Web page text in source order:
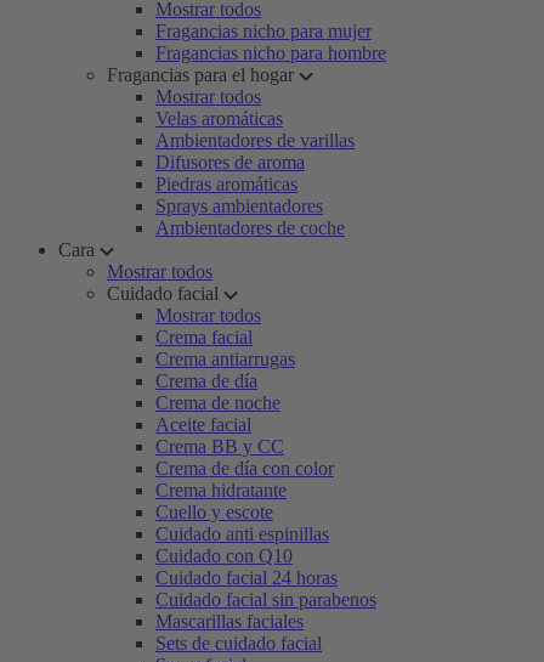
Mostrar todos
Fragancias nicho para mujer
Fragancias nicho para hombre
Fragancias para el hogar
Mostrar todos
Velas aromáticas
Ambientadores de varillas
Difusores de aroma
Piedras aromáticas
Sprays ambientadores
Ambientadores de coche
Cara
Mostrar todos
Cuidado facial
Mostrar todos
Crema facial
Crema antiarrugas
Crema de día
Crema de noche
Aceite facial
Crema BB y CC
Crema de día con color
Crema hidratante
Cuello y escote
Cuidado anti espinillas
Cuidado con Q10
Cuidado facial 24 horas
Cuidado facial sin parabenos
Mascarillas faciales
Sets de cuidado facial